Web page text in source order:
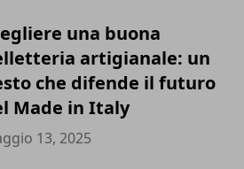
una buona
artigianale: un
che difende il futuro
Made in Italy
13, 2025